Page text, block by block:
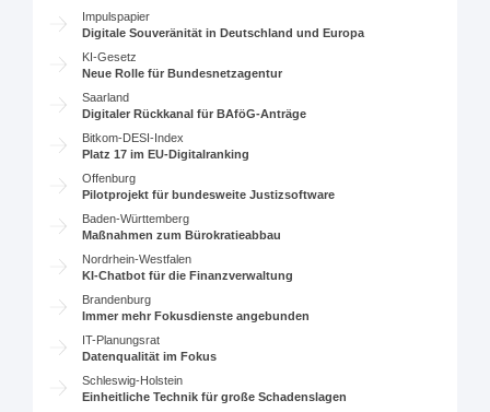
Impulspapier
Digitale Souveränität in Deutschland und Europa
KI-Gesetz
Neue Rolle für Bundesnetzagentur
Saarland
Digitaler Rückkanal für BAföG-Anträge
Bitkom-DESI-Index
Platz 17 im EU-Digitalranking
Offenburg
Pilotprojekt für bundesweite Justizsoftware
Baden-Württemberg
Maßnahmen zum Bürokratieabbau
Nordrhein-Westfalen
KI-Chatbot für die Finanzverwaltung
Brandenburg
Immer mehr Fokusdienste angebunden
IT-Planungsrat
Datenqualität im Fokus
Schleswig-Holstein
Einheitliche Technik für große Schadenslagen